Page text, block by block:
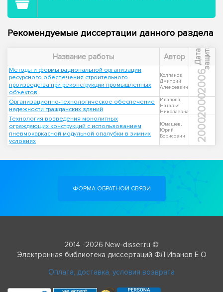
Рекомендуемые диссертации данного раздела
Название работы Автор Д
а
т
а
з
а
щ
и
т ы
Методы и формы рациональной организации
ресурсного обеспечения строительного
производства при реконструкции промышленных
объектов
Колпаков,
Дмитрий
Алексеевич
2006
Организационно-технологическое обеспечение
надежности гражданских зданий
Иванова,
Наталья
Николаевна
2000
Технология возведения монолитных
ограждающих конструкций с использованием
пневмокаркасной модульной опалубки в зимних
условиях
Юмашев,
Юрий
Борисович
2000
ФОРМА ОБРАТНОЙ СВЯЗИ
2014 -2026 New-disser.ru ©
Электронная библиотека диссертаций ФЛ Иванов Е О
Оплата, доставка, условия возврата